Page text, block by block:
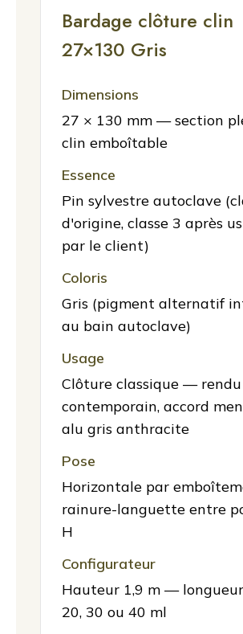
Bardage clôture clin
27×130 Gris
Dimensions
27 × 130 mm — section
clin emboîtable
Essence
Pin sylvestre autoclave
d'origine, classe 3 après
par le client)
Coloris
Gris (pigment alternatif
au bain autoclave)
Usage
Clôture classique — rendu
contemporain, accord
alu gris anthracite
Pose
Horizontale par
rainure-languette entre
H
Configurateur
Hauteur 1,9 m —
20, 30 ou 40 ml